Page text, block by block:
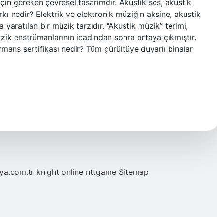
gereken çevresel tasarımdır. Akustik ses, akustik
nedir? Elektrik ve elektronik müziğin aksine, akustik
bir müzik tarzıdır. “Akustik müzik” terimi,
icadından sonra ortaya çıkmıştır.
sertifikası nedir? Tüm gürültüye duyarlı binalar
knight online nttgame Sitemap